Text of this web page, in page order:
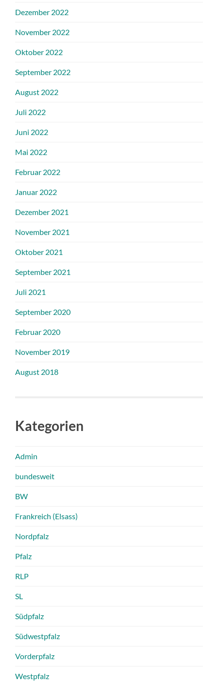
Dezember 2022
November 2022
Oktober 2022
September 2022
August 2022
Juli 2022
Juni 2022
Mai 2022
Februar 2022
Januar 2022
Dezember 2021
November 2021
Oktober 2021
September 2021
Juli 2021
September 2020
Februar 2020
November 2019
August 2018
Kategorien
Admin
bundesweit
BW
Frankreich (Elsass)
Nordpfalz
Pfalz
RLP
SL
Südpfalz
Südwestpfalz
Vorderpfalz
Westpfalz